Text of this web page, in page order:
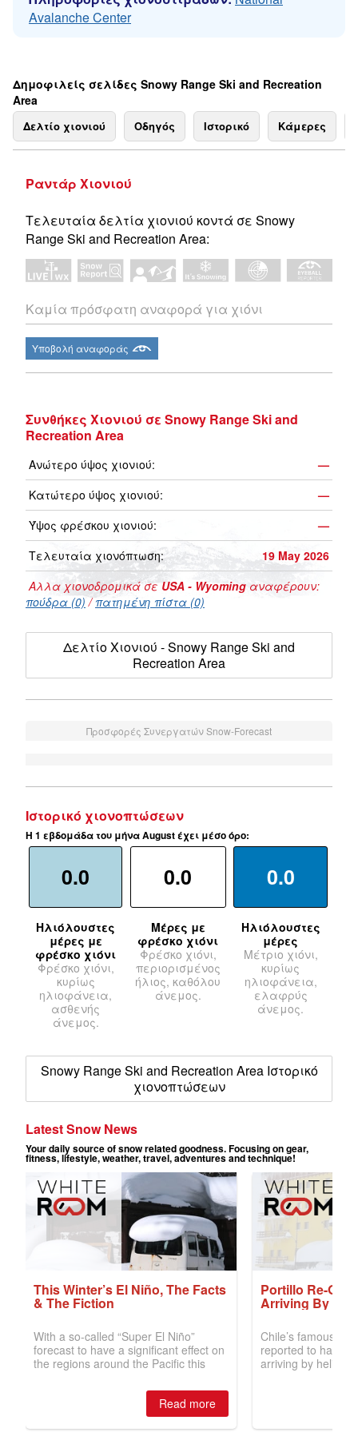
Avalanche Center
Δημοφιλείς σελίδες Snowy Range Ski and Recreation
Area
Δελτίο χιονιού Οδηγός Ιστορικό Κάμερες
Ραντάρ Χιονιού
Τελευταία δελτία χιονιού κοντά σε Snowy
Range Ski and Recreation Area:
Καμία πρόσφατη αναφορά για χιόνι
Υποβολή αναφοράς
Συνθήκες Χιονιού σε Snowy Range Ski and
Recreation Area
Ανώτερο ύψος χιονιού:
—
Κατώτερο ύψος χιονιού:
—
Ύψος φρέσκου χιονιού:
—
Τελευταία χιονόπτωση:
19 May 2026
Αλλα χιονοδρομικά σεUSA - Wyoming αναφέρουν:
πούδρα (0) /πατημένη πίστα (0)
Δελτίο Χιονιού - Snowy Range Ski and
Recreation Area
Προσφορές Συνεργατών Snow-Forecast
Ιστορικό χιονοπτώσεων
Η 1 εβδομάδα του μήνα August έχει μέσο όρο:
0.0
Ηλιόλουστες
μέρες με
φρέσκο χιόνι
Φρέσκο χιόνι,
κυρίως
ηλιοφάνεια,
ασθενής
άνεμος.
0.0
Μέρες με
φρέσκο χιόνι
Φρέσκο χιόνι,
περιορισμένος
ήλιος, καθόλου
άνεμος.
0.0
Ηλιόλουστες
μέρες
Μέτριο χιόνι,
κυρίως
ηλιοφάνεια,
ελαφρύς
άνεμος.
Snowy Range Ski and Recreation Area Ιστορικό
χιονοπτώσεων